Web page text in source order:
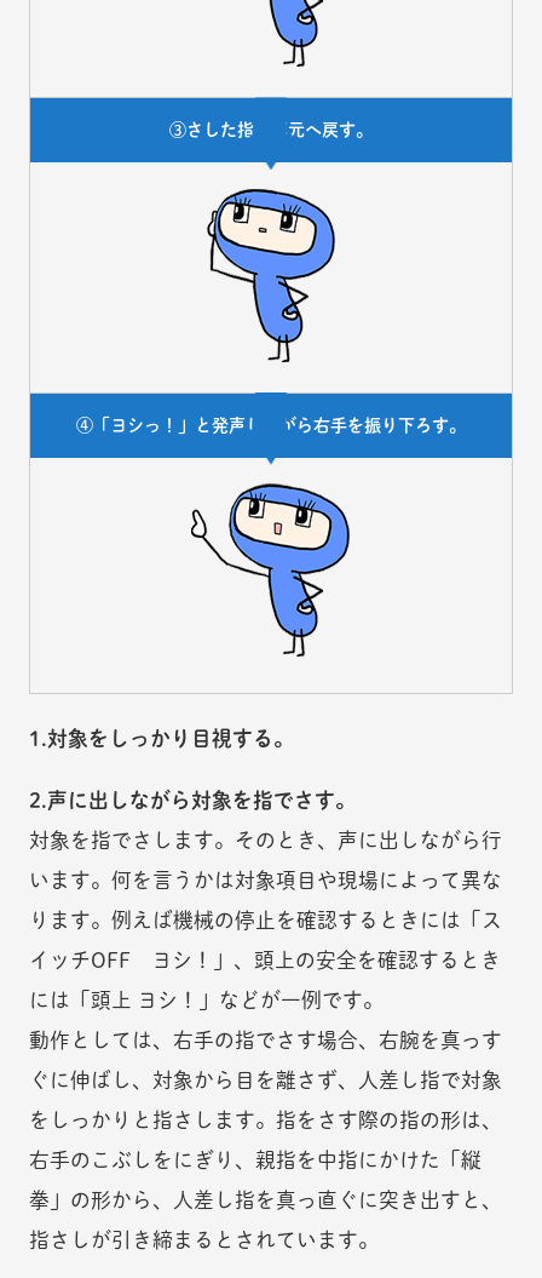
③さした指を耳元へ戻す。
④「ヨシっ！」と発声しながら右手を振り下ろす。
1.対象をしっかり目視する。
2.声に出しながら対象を指でさす。
対象を指でさします。そのとき、声に出しながら行
います。何を言うかは対象項目や現場によって異な
ります。例えば機械の停止を確認するときには「ス
イッチOFF ヨシ！」、頭上の安全を確認するとき
には「頭上 ヨシ！」などが一例です。
動作としては、右手の指でさす場合、右腕を真っす
ぐに伸ばし、対象から目を離さず、人差し指で対象
をしっかりと指さします。指をさす際の指の形は、
右手のこぶしをにぎり、親指を中指にかけた「縦
拳」の形から、人差し指を真っ直ぐに突き出すと、
指さしが引き締まるとされています。